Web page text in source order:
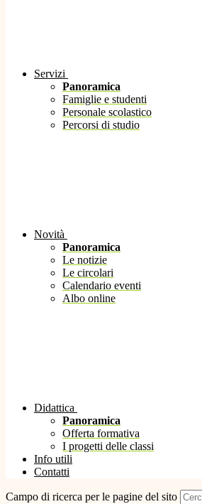
Servizi
Panoramica
Famiglie e studenti
Personale scolastico
Percorsi di studio
Novità
Panoramica
Le notizie
Le circolari
Calendario eventi
Albo online
Didattica
Panoramica
Offerta formativa
I progetti delle classi
Info utili
Contatti
Campo di ricerca per le pagine del sito